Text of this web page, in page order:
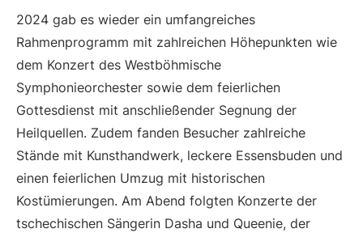
2024 gab es wieder ein umfangreiches
Rahmenprogramm mit zahlreichen Höhepunkten wie
dem Konzert des Westböhmische
Symphonieorchester sowie dem feierlichen
Gottesdienst mit anschließender Segnung der
Heilquellen. Zudem fanden Besucher zahlreiche
Stände mit Kunsthandwerk, leckere Essensbuden und
einen feierlichen Umzug mit historischen
Kostümierungen. Am Abend folgten Konzerte der
tschechischen Sängerin Dasha und Queenie, der